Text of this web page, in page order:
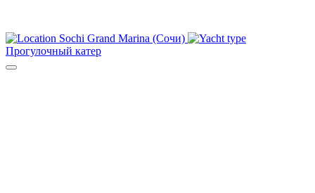
Sochi Grand Marina (Сочи)
Прогулочный катер